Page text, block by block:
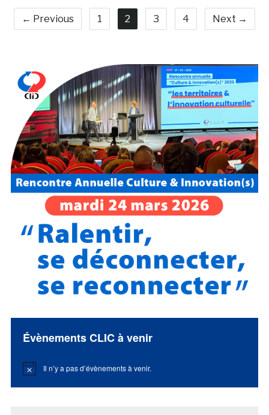
← Previous 1 2 3 4 Next →
Évènements CLIC à venir
Notice Il n’y a pas d’évènements à venir.